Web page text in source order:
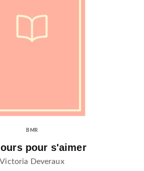
BMR
pour s'aimer
Victoria Deveraux